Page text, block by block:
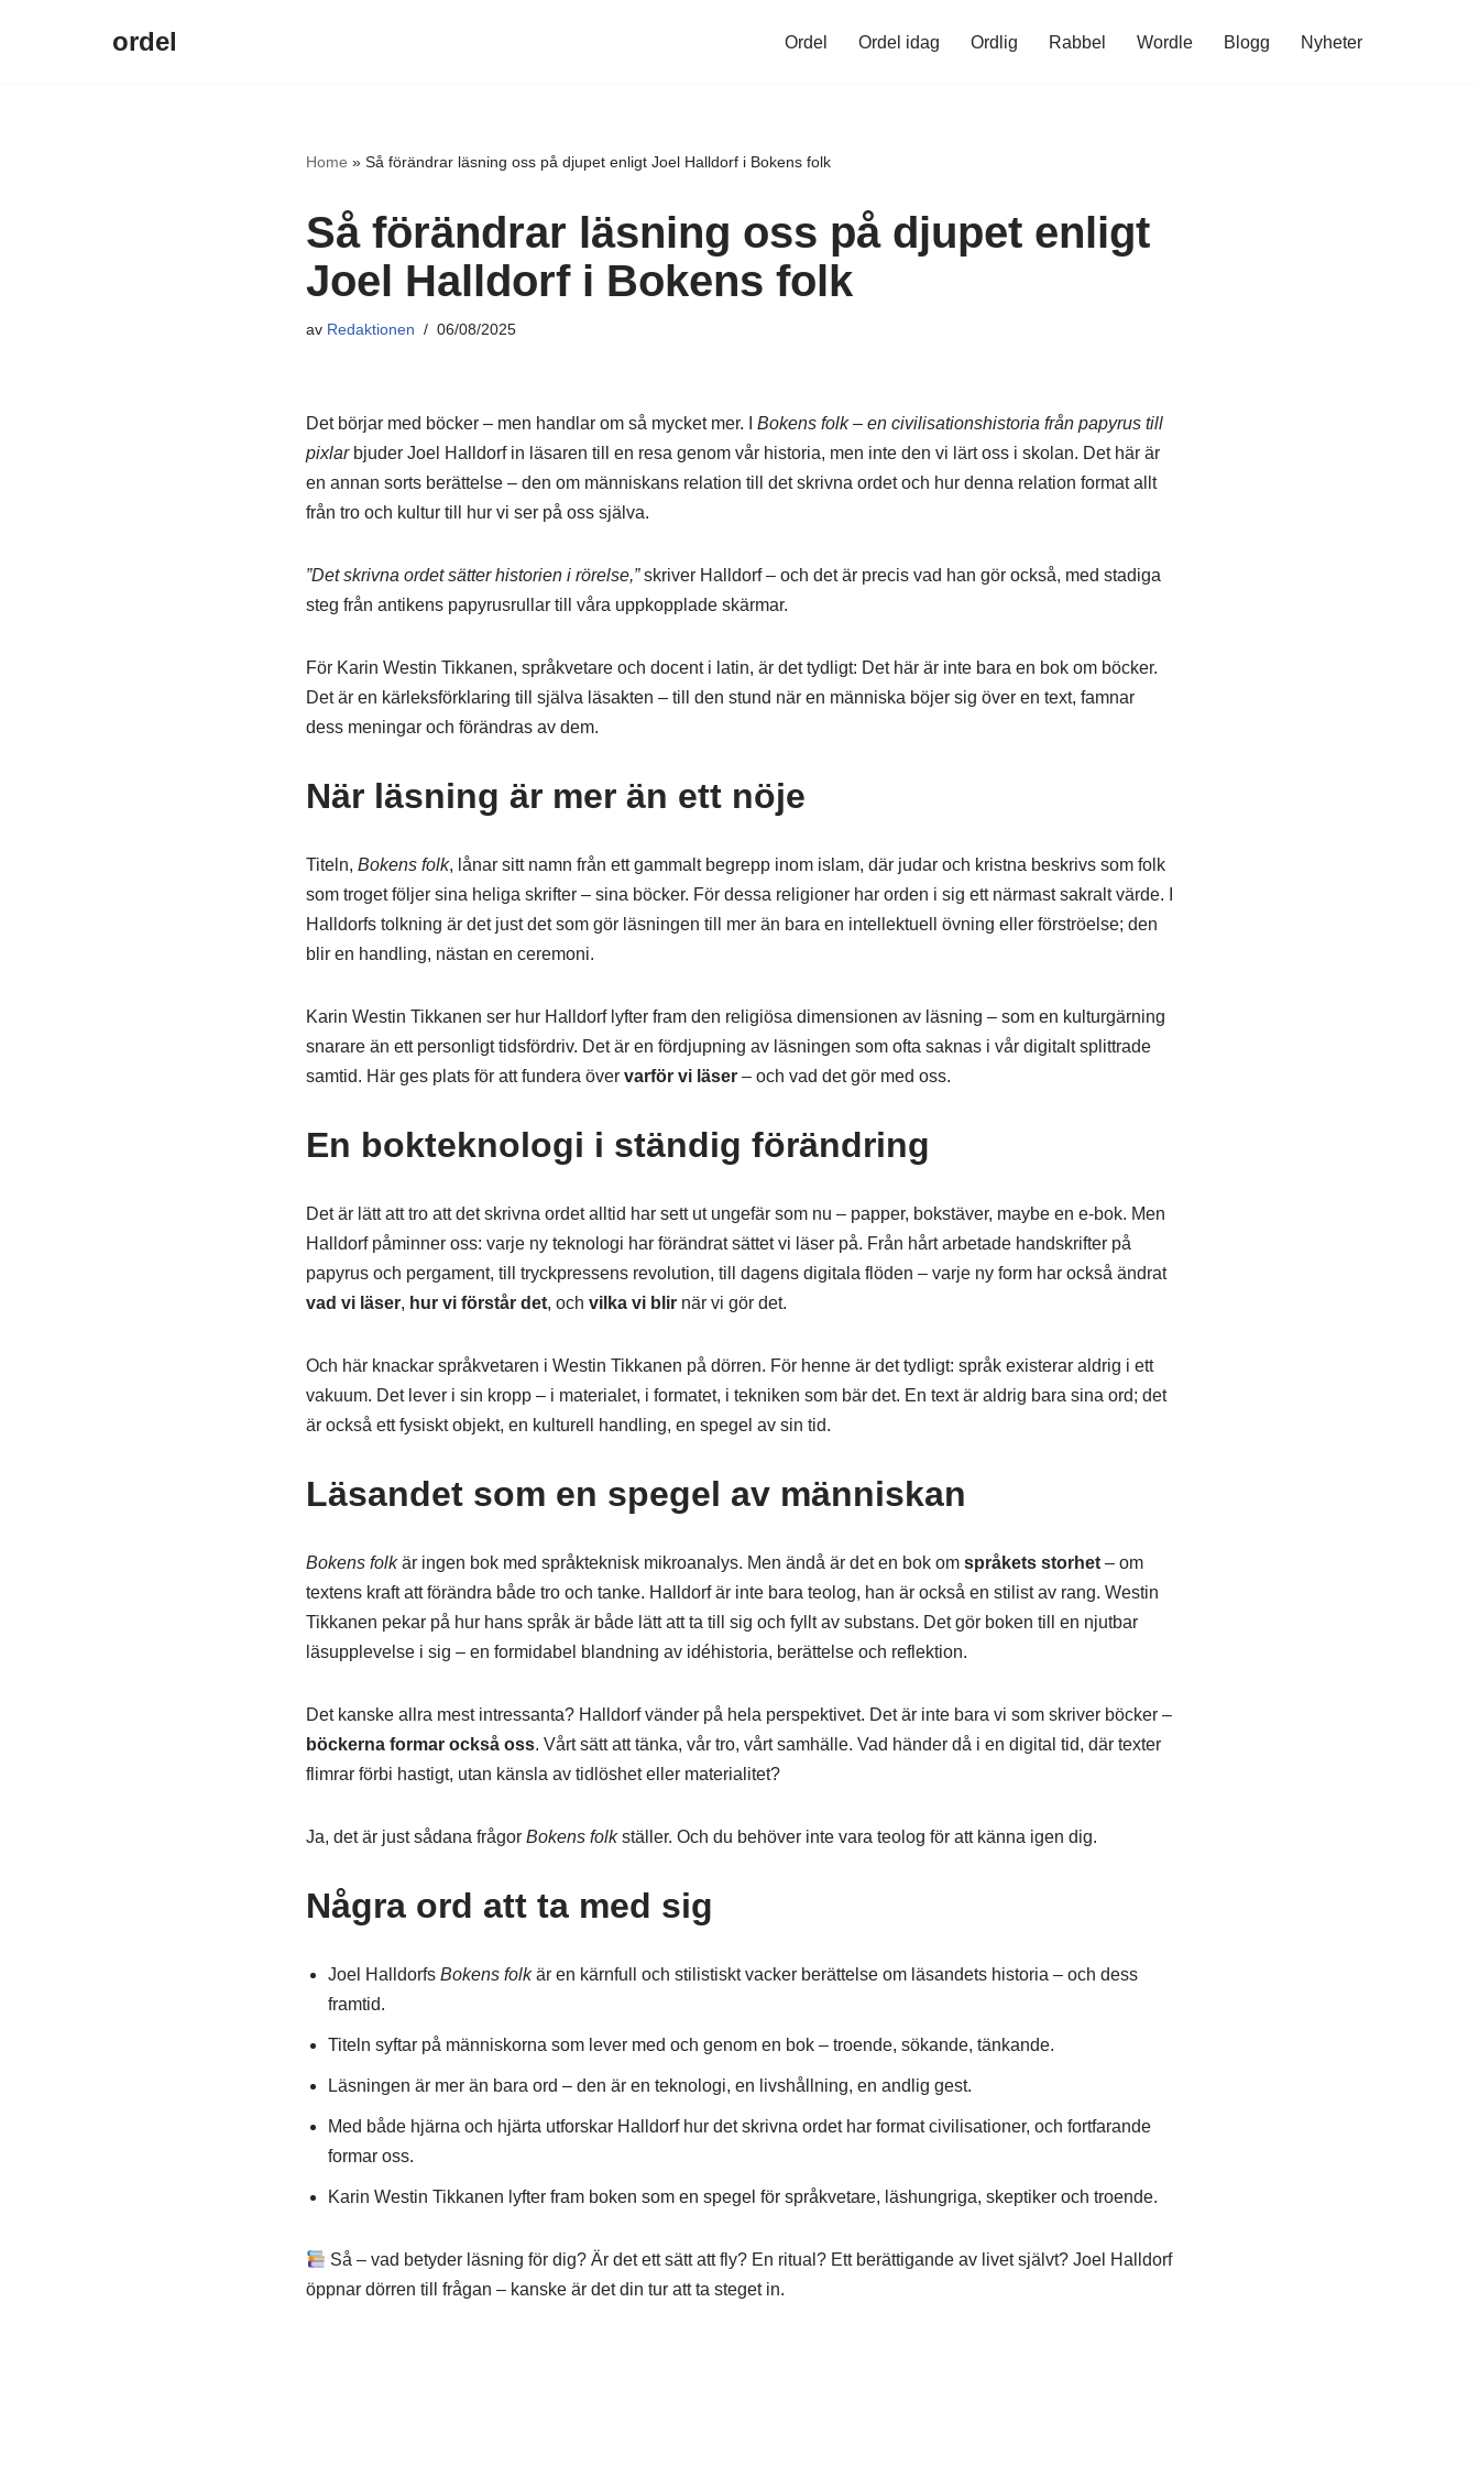
ordel Ordel Ordel idag Ordlig Rabbel Wordle Blogg Nyheter
Home » Så förändrar läsning oss på djupet enligt Joel Halldorf i Bokens folk
Så förändrar läsning oss på djupet enligt
Joel Halldorf i Bokens folk
av Redaktionen 06/08/2025
Det börjar med böcker – men handlar om så mycket mer. I Bokens folk – en civilisationshistoria från papyrus till
pixlarbjuder Joel Halldorf in läsaren till en resa genom vår historia, men inte den vi lärt oss i skolan. Det här är
en annan sorts berättelse – den om människans relation till det skrivna ordet och hur denna relation format allt
från tro och kultur till hur vi ser på oss själva.
”Det skrivna ordet sätter historien i rörelse,”skriver Halldorf – och det är precis vad han gör också, med stadiga
steg från antikens papyrusrullar till våra uppkopplade skärmar.
För Karin Westin Tikkanen, språkvetare och docent i latin, är det tydligt: Det här är inte bara en bok om böcker.
Det är en kärleksförklaring till själva läsakten – till den stund när en människa böjer sig över en text, famnar
dess meningar och förändras av dem.
När läsning är mer än ett nöje
Titeln, Bokens folk, lånar sitt namn från ett gammalt begrepp inom islam, där judar och kristna beskrivs som folk
som troget följer sina heliga skrifter – sina böcker. För dessa religioner har orden i sig ett närmast sakralt värde. I
Halldorfs tolkning är det just det som gör läsningen till mer än bara en intellektuell övning eller förströelse; den
blir en handling, nästan en ceremoni.
Karin Westin Tikkanen ser hur Halldorf lyfter fram den religiösa dimensionen av läsning – som en kulturgärning
snarare än ett personligt tidsfördriv. Det är en fördjupning av läsningen som ofta saknas i vår digitalt splittrade
samtid. Här ges plats för att fundera över varför vi läser– och vad det gör med oss.
En bokteknologi i ständig förändring
Det är lätt att tro att det skrivna ordet alltid har sett ut ungefär som nu – papper, bokstäver, maybe en e-bok. Men
Halldorf påminner oss: varje ny teknologi har förändrat sättet vi läser på. Från hårt arbetade handskrifter på
papyrus och pergament, till tryckpressens revolution, till dagens digitala flöden – varje ny form har också ändrat
vad vi läser, hur vi förstår det, och vilka vi blirnär vi gör det.
Och här knackar språkvetaren i Westin Tikkanen på dörren. För henne är det tydligt: språk existerar aldrig i ett
vakuum. Det lever i sin kropp – i materialet, i formatet, i tekniken som bär det. En text är aldrig bara sina ord; det
är också ett fysiskt objekt, en kulturell handling, en spegel av sin tid.
Läsandet som en spegel av människan
Bokens folkär ingen bok med språkteknisk mikroanalys. Men ändå är det en bok om språkets storhet– om
textens kraft att förändra både tro och tanke. Halldorf är inte bara teolog, han är också en stilist av rang. Westin
Tikkanen pekar på hur hans språk är både lätt att ta till sig och fyllt av substans. Det gör boken till en njutbar
läsupplevelse i sig – en formidabel blandning av idéhistoria, berättelse och reflektion.
Det kanske allra mest intressanta? Halldorf vänder på hela perspektivet. Det är inte bara vi som skriver böcker –
böckerna formar också oss. Vårt sätt att tänka, vår tro, vårt samhälle. Vad händer då i en digital tid, där texter
flimrar förbi hastigt, utan känsla av tidlöshet eller materialitet?
Ja, det är just sådana frågor Bokens folkställer. Och du behöver inte vara teolog för att känna igen dig.
Några ord att ta med sig
Joel Halldorfs Bokens folkär en kärnfull och stilistiskt vacker berättelse om läsandets historia – och dess
framtid.
Titeln syftar på människorna som lever med och genom en bok – troende, sökande, tänkande.
Läsningen är mer än bara ord – den är en teknologi, en livshållning, en andlig gest.
Med både hjärna och hjärta utforskar Halldorf hur det skrivna ordet har format civilisationer, och fortfarande
formar oss.
Karin Westin Tikkanen lyfter fram boken som en spegel för språkvetare, läshungriga, skeptiker och troende.
Så – vad betyder läsning för dig? Är det ett sätt att fly? En ritual? Ett berättigande av livet självt? Joel Halldorf
öppnar dörren till frågan – kanske är det din tur att ta steget in.